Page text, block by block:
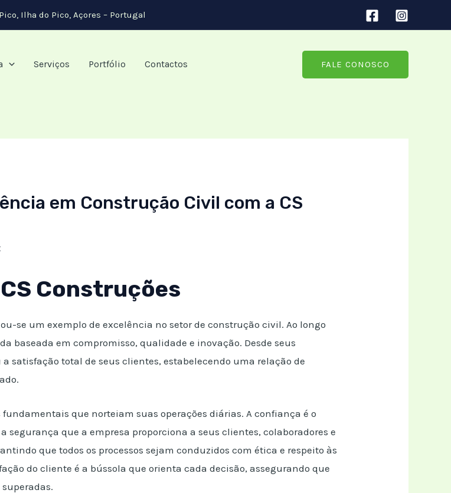
Ilha do Pico, Açores – Portugal
Serviços Portfólio Contactos FALE CONOSCO
em Construção Civil com a CS
Construções
se um exemplo de excelência no setor de construção civil. Ao longo
baseada em compromisso, qualidade e inovação. Desde seus
satisfação total de seus clientes, estabelecendo uma relação de
fundamentais que norteiam suas operações diárias. A confiança é o
segurança que a empresa proporciona a seus clientes, colaboradores e
que todos os processos sejam conduzidos com ética e respeito às
do cliente é a bússola que orienta cada decisão, assegurando que